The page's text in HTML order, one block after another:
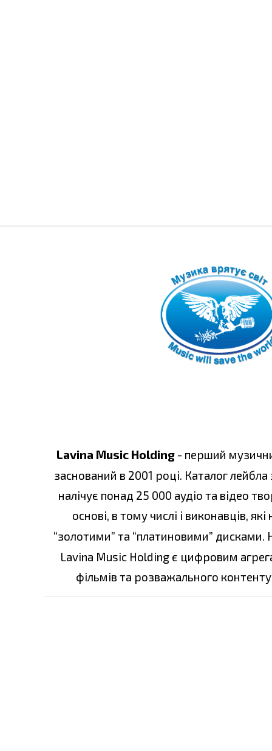
Lavina Music Holding - перший
заснований в 2001 році. Каталог лейбла
налічує понад 25 000 аудіо та відео
основі, в тому числі і виконавців,
“золотими” та “платиновими” дисками.
Lavina Music Holding є цифровим
фільмів та розважального